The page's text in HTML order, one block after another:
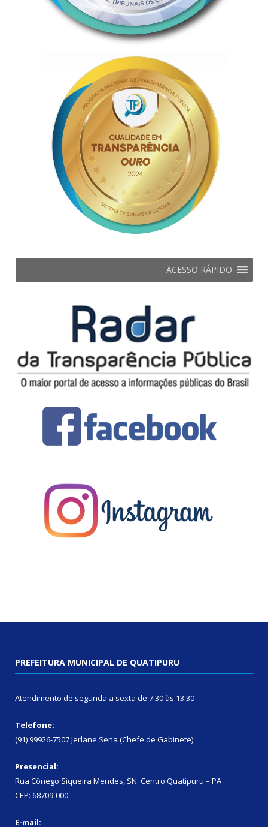
ACESSO RÁPIDO
PREFEITURA MUNICIPAL DE QUATIPURU
Atendimento de segunda a sexta de 7:30 às 13:30
Telefone:
(91) 99926-7507 Jerlane Sena (Chefe de Gabinete)
Presencial:
Rua Cônego Siqueira Mendes, SN. Centro Quatipuru – PA
CEP: 68709-000
E-mail: